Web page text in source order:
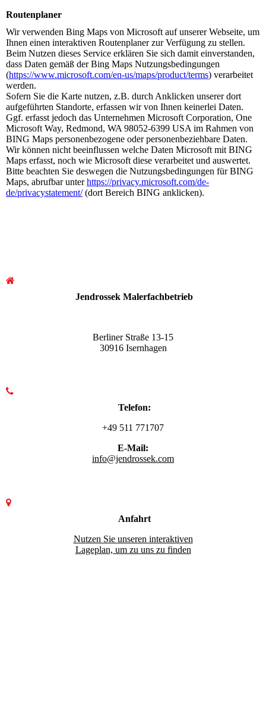
Routenplaner
Wir verwenden Bing Maps von Microsoft auf unserer Webseite, um
Ihnen einen interaktiven Routenplaner zur Verfügung zu stellen.
Beim Nutzen dieses Service erklären Sie sich damit einverstanden,
dass Daten gemäß der Bing Maps Nutzungsbedingungen
(https://www.microsoft.com/en-us/maps/product/terms) verarbeitet
werden.
Sofern Sie die Karte nutzen, z.B. durch Anklicken unserer dort
aufgeführten Standorte, erfassen wir von Ihnen keinerlei Daten.
Ggf. erfasst jedoch das Unternehmen Microsoft Corporation, One
Microsoft Way, Redmond, WA 98052-6399 USA im Rahmen von
BING Maps personenbezogene oder personenbeziehbare Daten.
Wir können nicht beeinflussen welche Daten Microsoft mit BING
Maps erfasst, noch wie Microsoft diese verarbeitet und auswertet.
Bitte beachten Sie deswegen die Nutzungsbedingungen für BING
Maps, abrufbar unterhttps://privacy.microsoft.com/de-
de/privacystatement/(dort Bereich BING anklicken).
Jendrossek Malerfachbetrieb
Berliner Straße 13-15
30916 Isernhagen
Telefon:
+49 511 771707
E-Mail:
info@jendrossek.com
Anfahrt
Nutzen Sie unseren interaktiven
La­ge­plan, um zu uns zu finden